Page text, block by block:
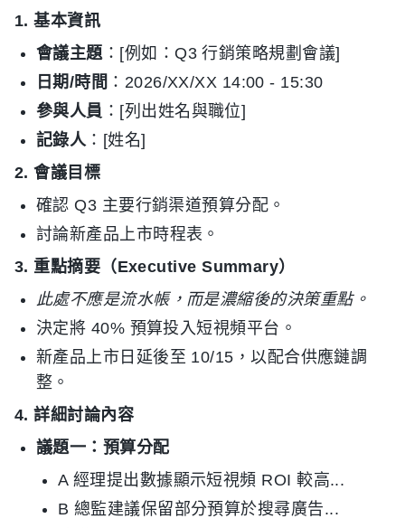
1. 基本資訊
會議主題：[例如：Q3 行銷策略規劃會議]
日期/時間 ：2026/XX/XX 14:00 - 15:30
參與人員 ：[列出姓名與職位]
記錄人：[姓名]
2. 會議目標
確認 Q3 主要行銷渠道預算分配。
討論新產品上市時程表。
3. 重點摘要（Executive Summary）
此處不應是流水帳，而是濃縮後的決策重點。
決定將 40% 預算投入短視頻平台。
新產品上市日延後至 10/15，以配合供應鏈調
整。
4. 詳細討論內容
議題一：預算分配
A 經理提出數據顯示短視頻 ROI 較高...
B 總監建議保留部分預算於搜尋廣告...